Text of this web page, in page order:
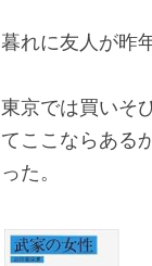
暮れに友人が昨
東京では買いそ
てここならある
った。